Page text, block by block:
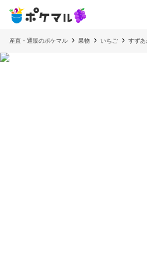
産直・通販のポケマル 果物 いちご すずあ